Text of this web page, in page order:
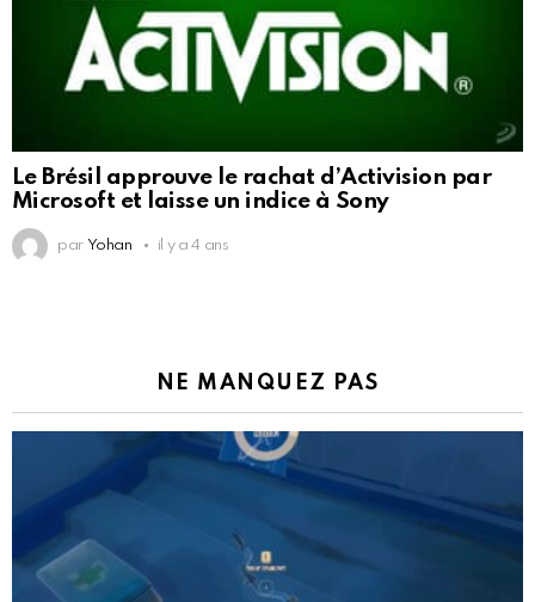
Le Brésil approuve le rachat d’Activision par
Microsoft et laisse un indice à Sony
par Yohan il y a 4 ans
NE MANQUEZ PAS